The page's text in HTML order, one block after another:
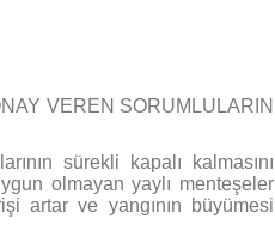
VEREN SORUMLULARIN
sürekli kapalı kalmasını
olmayan yaylı menteşeler
artar ve yangının büyümesi